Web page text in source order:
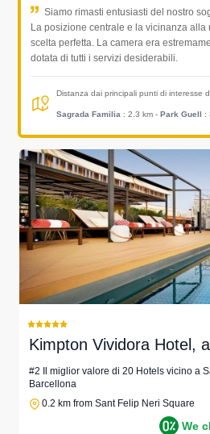
Siamo rimasti entusiasti del nostro
La posizione centrale e la vicinanza alla
scelta perfetta. La camera era
dotata di tutti i servizi desiderabili.
Distanza dai principali punti di interesse
Sagrada Familia : 2.3 km - Park Guell :
Kimpton Vividora Hotel,
#2 Il miglior valore di 20 Hotels vicino a
Barcellona
0.2 km from Sant Felip Neri Square
We